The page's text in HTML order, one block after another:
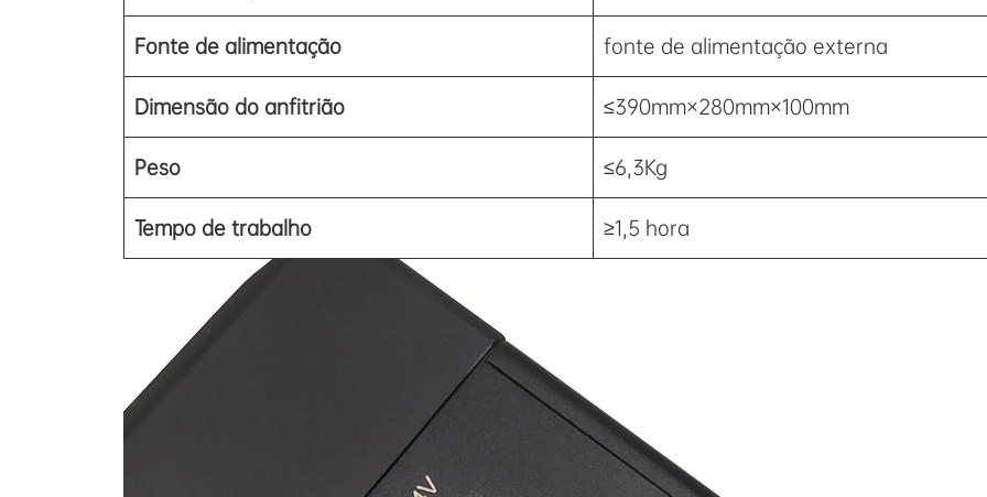
Fonte de alimentação fonte de alimentação externa
Dimensão do anfitrião ≤390mm×280mm×100mm
Peso ≤6,3Kg
Tempo de trabalho ≥1,5 hora